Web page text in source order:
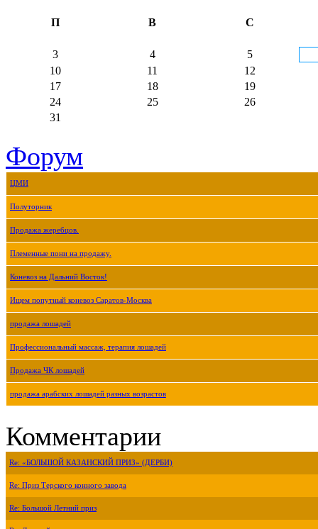
П В С
3 4
5
10
11
12
17
18
19
24
25
26
31
Форум
ЦМИ
Полуторник
Продажа жеребцов.
Племенные пони на продажу.
Коневоз на Дальний Восток!
Ищем попутный коневоз Саратов-Москва
продажа лошадей
Профессиональный массаж, терапия лошадей
Продажа ЧК лошадей
продажа арабских лошадей разных возрастов
Комментарии
Re: «БОЛЬШОЙ КАЗАНСКИЙ ПРИЗ» (ДЕРБИ)
Re: Приз Терского конного завода
Re: Большой Летний приз